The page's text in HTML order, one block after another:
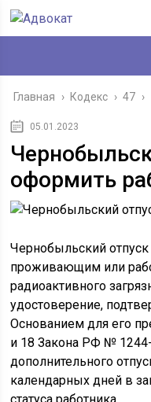
Главная › Кодекс › 47 ›
05.01.2023
оформить
Чернобыльский отпуск
проживающим или
радиоактивного
удостоверение,
Основанием для его
и 18 Закона РФ №
дополнительного
календарных дней в